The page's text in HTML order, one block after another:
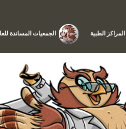
المراكز الطبية الجمعيات المساندة